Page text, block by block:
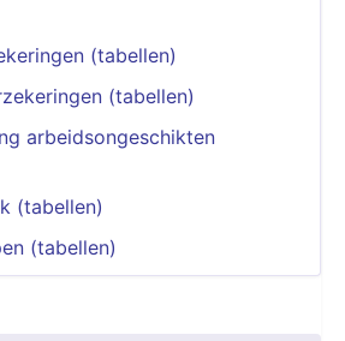
(tabellen)
(tabellen)
arbeidsongeschikten
(tabellen)
(tabellen)